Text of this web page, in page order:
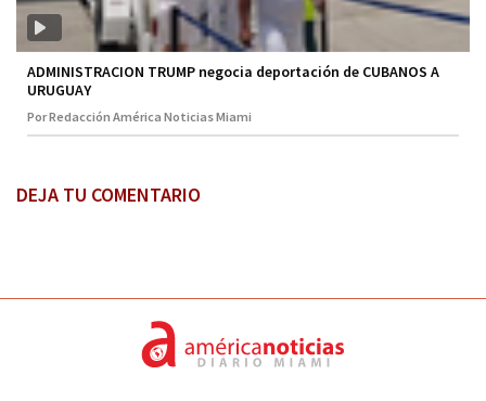
ADMINISTRACION TRUMP negocia deportación de CUBANOS A
URUGUAY
Por Redacción América Noticias Miami
DEJA TU COMENTARIO